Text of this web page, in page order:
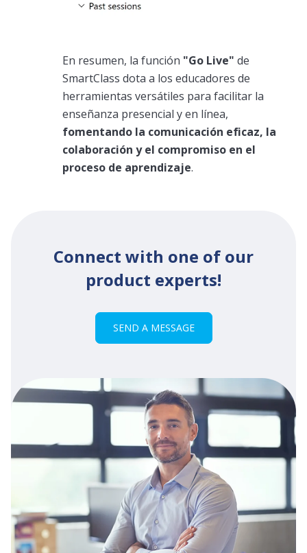
En resumen, la función "Go Live" de
SmartClass dota a los educadores de
herramientas versátiles para facilitar la
enseñanza presencial y en línea,
fomentando la comunicación eficaz, la
colaboración y el compromiso en el
proceso de aprendizaje.
Connect with one of our
product experts!
SEND A MESSAGE